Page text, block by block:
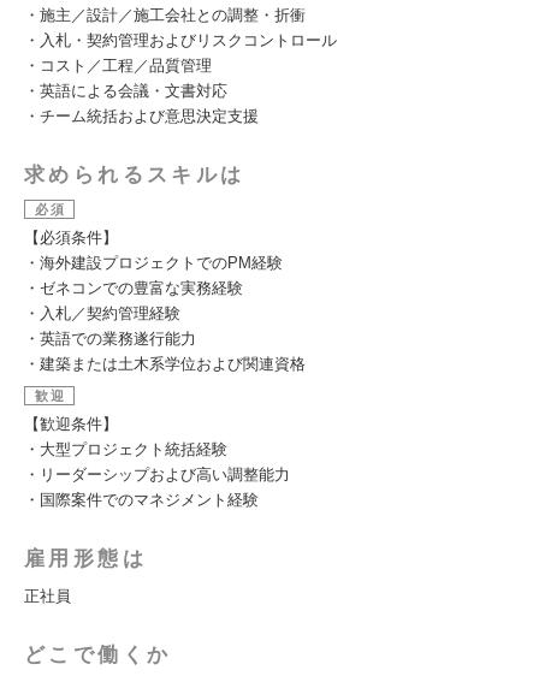
・施主／設計／施工会社との調整・折衝
・入札・契約管理およびリスクコントロール
・コスト／工程／品質管理
・英語による会議・文書対応
・チーム統括および意思決定支援
求められるスキルは
必須
【必須条件】
・海外建設プロジェクトでのPM経験
・ゼネコンでの豊富な実務経験
・入札／契約管理経験
・英語での業務遂行能力
・建築または土木系学位および関連資格
歓迎
【歓迎条件】
・大型プロジェクト統括経験
・リーダーシップおよび高い調整能力
・国際案件でのマネジメント経験
雇用形態は
正社員
どこで働くか